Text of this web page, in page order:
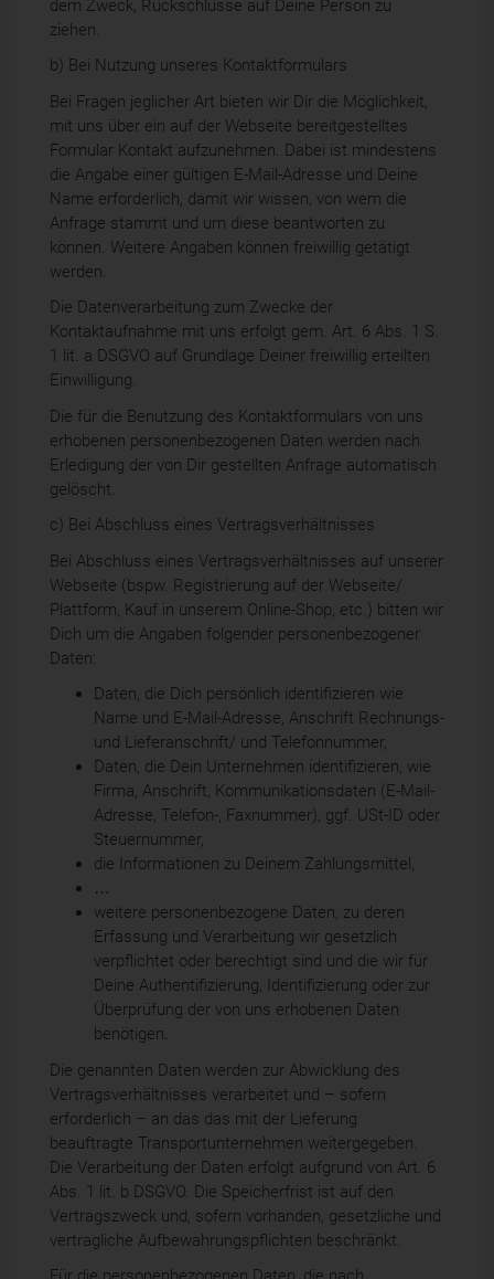
dem Zweck, Rückschlüsse auf Deine Person zu
ziehen.
b) Bei Nutzung unseres Kontaktformulars
Bei Fragen jeglicher Art bieten wir Dir die Möglichkeit,
mit uns über ein auf der Webseite bereitgestelltes
Formular Kontakt aufzunehmen. Dabei ist mindestens
die Angabe einer gültigen E-Mail-Adresse und Deine
Name erforderlich, damit wir wissen, von wem die
Anfrage stammt und um diese beantworten zu
können. Weitere Angaben können freiwillig getätigt
werden.
Die Datenverarbeitung zum Zwecke der
Kontaktaufnahme mit uns erfolgt gem. Art. 6 Abs. 1 S.
1 lit. a DSGVO auf Grundlage Deiner freiwillig erteilten
Einwilligung.
Die für die Benutzung des Kontaktformulars von uns
erhobenen personenbezogenen Daten werden nach
Erledigung der von Dir gestellten Anfrage automatisch
gelöscht.
c) Bei Abschluss eines Vertragsverhältnisses
Bei Abschluss eines Vertragsverhältnisses auf unserer
Webseite (bspw. Registrierung auf der Webseite/
Plattform, Kauf in unserem Online-Shop, etc.) bitten wir
Dich um die Angaben folgender personenbezogener
Daten:
Daten, die Dich persönlich identifizieren wie
Name und E-Mail-Adresse, Anschrift Rechnungs-
und Lieferanschrift/ und Telefonnummer,
Daten, die Dein Unternehmen identifizieren, wie
Firma, Anschrift, Kommunikationsdaten (E-Mail-
Adresse, Telefon-, Faxnummer), ggf. USt-ID oder
Steuernummer,
die Informationen zu Deinem Zahlungsmittel,
…
weitere personenbezogene Daten, zu deren
Erfassung und Verarbeitung wir gesetzlich
verpflichtet oder berechtigt sind und die wir für
Deine Authentifizierung, Identifizierung oder zur
Überprüfung der von uns erhobenen Daten
benötigen.
Die genannten Daten werden zur Abwicklung des
Vertragsverhältnisses verarbeitet und – sofern
erforderlich – an das das mit der Lieferung
beauftragte Transportunternehmen weitergegeben.
Die Verarbeitung der Daten erfolgt aufgrund von Art. 6
Abs. 1 lit. b DSGVO. Die Speicherfrist ist auf den
Vertragszweck und, sofern vorhanden, gesetzliche und
vertragliche Aufbewahrungspflichten beschränkt.